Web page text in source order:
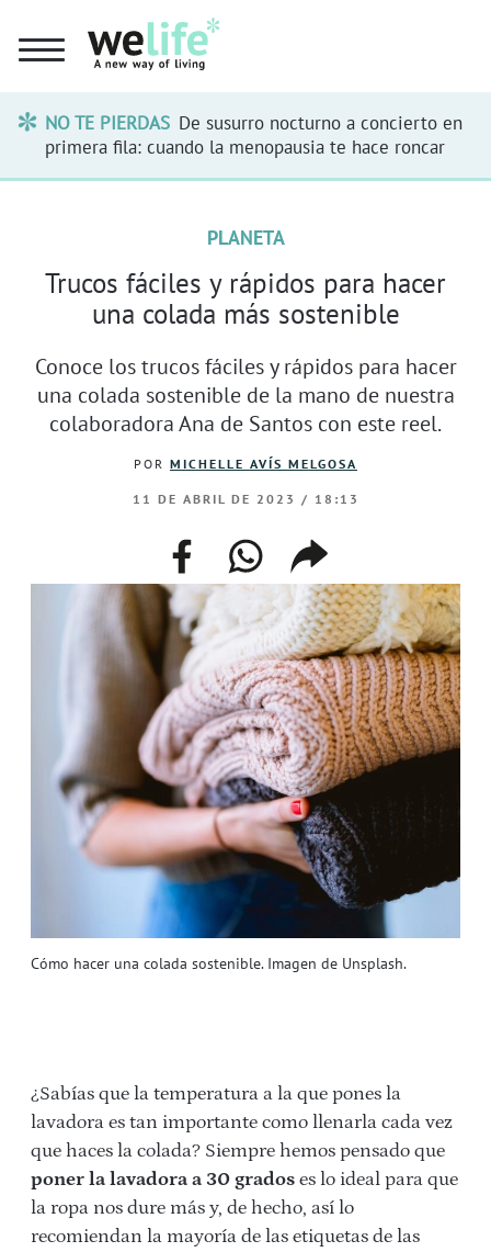
NO TE PIERDAS De susurro nocturno a concierto en
primera fila: cuando la menopausia te hace roncar
Cómo hacer una colada sostenible. Imagen de Unsplash.
PLANETA
Trucos fáciles y rápidos para hacer
una colada más sostenible
Conoce los trucos fáciles y rápidos para hacer
una colada sostenible de la mano de nuestra
colaboradora Ana de Santos con este reel.
POR MICHELLE AVÍS MELGOSA
11 DE ABRIL DE 2023 / 18:13
facebookwhatsappcompartir
enlace
¿Sabías que la temperatura a la que pones la
lavadora es tan importante como llenarla cada vez
que haces la colada? Siempre hemos pensado que
poner la lavadora a 30 grados es lo ideal para que
la ropa nos dure más y, de hecho, así lo
recomiendan la mayoría de las etiquetas de las